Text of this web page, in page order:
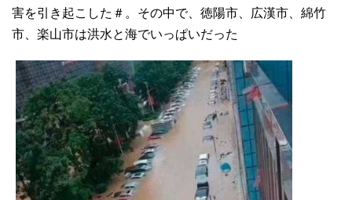
害を引き起こした＃。その中で、徳陽市、広漢市、綿竹
市、楽山市は洪水と海でいっぱいだった